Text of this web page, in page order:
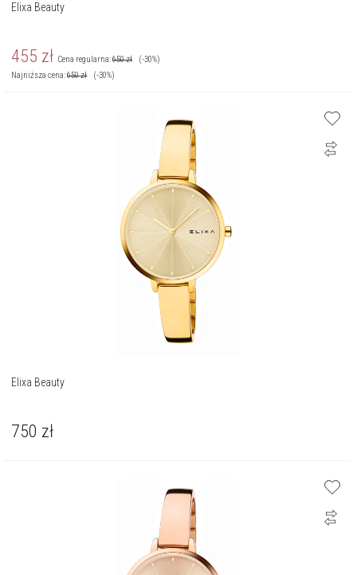
Elixa Beauty
455 zł Cena regularna:650zł
(-30%)
Najniższa cena:650zł (-30%)
Elixa Beauty
750 zł